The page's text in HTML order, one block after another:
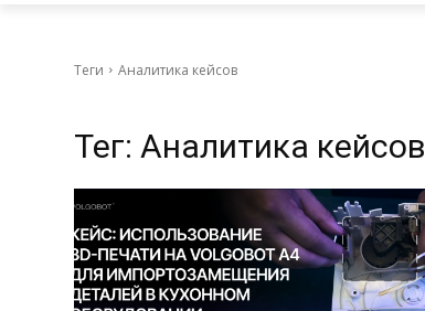
Теги Аналитика кейсов
Тег: Аналитика кейсов